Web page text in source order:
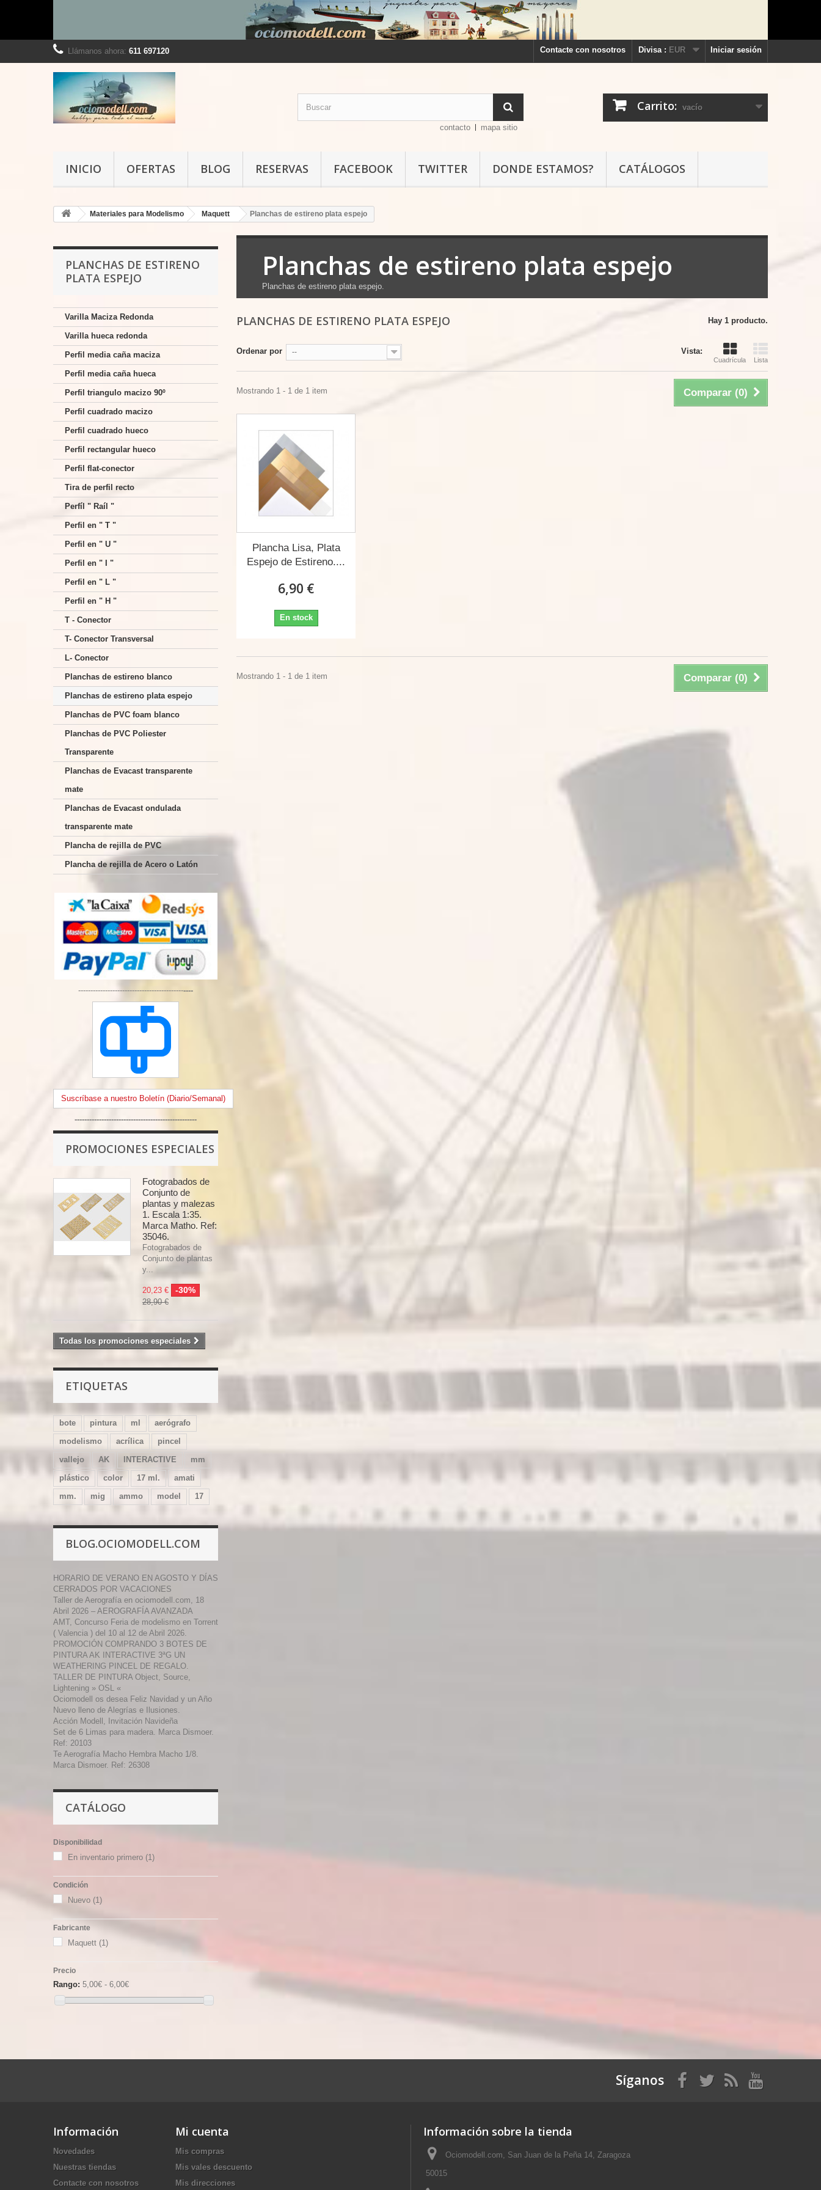
Iniciar sesión
Divisa : EUR
Contacte con nosotros
Llámanos ahora: 611 697120
Carrito: vacío
contacto mapa sitio
INICIO OFERTAS BLOG RESERVAS FACEBOOK TWITTER DONDE ESTAMOS? CATÁLOGOS
Materiales para Modelismo Maquett Planchas de estireno plata espejo
PLANCHAS DE ESTIRENO
PLATA ESPEJO
Varilla Maciza Redonda
Varilla hueca redonda
Perfil media caña maciza
Perfil media caña hueca
Perfil triangulo macizo 90º
Perfil cuadrado macizo
Perfil cuadrado hueco
Perfil rectangular hueco
Perfil flat-conector
Tira de perfil recto
Perfíl " Raíl "
Perfil en " T "
Perfil en " U "
Perfil en " I "
Perfil en " L "
Perfil en " H "
T - Conector
T- Conector Transversal
L- Conector
Planchas de estireno blanco
Planchas de estireno plata espejo
Planchas de PVC foam blanco
Planchas de PVC Poliester
Transparente
Planchas de Evacast transparente
mate
Planchas de Evacast ondulada
transparente mate
Plancha de rejilla de PVC
Plancha de rejilla de Acero o Latón
-----------------------------------------------
Suscríbase a nuestro Boletín (Diario/Semanal)
--------------------------------------------------
PROMOCIONES ESPECIALES
Fotograbados de
Conjunto de
plantas y malezas
1. Escala 1:35.
Marca Matho. Ref:
35046.
Fotograbados de
Conjunto de plantas
y...
20,23 € -30%
28,90 €
Todas los promociones especiales
ETIQUETAS
bote pintura ml
aerógrafo
modelismo
acrílica
pincel
vallejo
AK INTERACTIVE
mm
plástico
color 17 ml.
amati
mm.
mig ammo model 17
BLOG.OCIOMODELL.COM
HORARIO DE VERANO EN AGOSTO Y DÍAS
CERRADOS POR VACACIONES
Taller de Aerografía en ociomodell.com, 18
Abril 2026 – AEROGRAFÍA AVANZADA
AMT, Concurso Feria de modelismo en Torrent
( Valencia ) del 10 al 12 de Abril 2026.
PROMOCIÓN COMPRANDO 3 BOTES DE
PINTURA AK INTERACTIVE 3ªG UN
WEATHERING PINCEL DE REGALO.
TALLER DE PINTURA Object, Source,
Lightening » OSL «
Ociomodell os desea Feliz Navidad y un Año
Nuevo lleno de Alegrías e Ilusiones.
Acción Modell, Invitación Navideña
Set de 6 Limas para madera. Marca Dismoer.
Ref: 20103
Te Aerografía Macho Hembra Macho 1/8.
Marca Dismoer. Ref: 26308
CATÁLOGO
Disponibilidad
En inventario primero (1)
Condición
Nuevo (1)
Fabricante
Maquett (1)
Precio
Rango: 5,00€ - 6,00€
Planchas de estireno plata espejo
Planchas de estireno plata espejo.
PLANCHAS DE ESTIRENO PLATA ESPEJO Hay 1 producto.
Vista:
Cuadrícula Lista
Ordenar por --
Comparar (0)
Mostrando 1 - 1 de 1 item
Plancha Lisa, Plata
Espejo de Estireno....
6,90 €
En stock
Comparar (0)
Mostrando 1 - 1 de 1 item
Síganos
Información
Novedades
Nuestras tiendas
Contacte con nosotros
Mi cuenta
Mis compras
Mis vales descuento
Mis direcciones
Información sobre la tienda
Ociomodell.com, San Juan de la Peña 14, Zaragoza
50015